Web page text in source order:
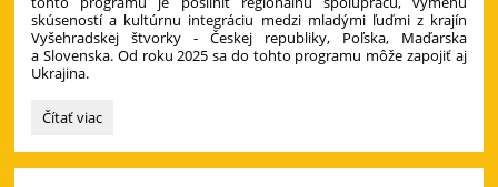
skúseností a kultúrnu integráciu medzi mladými ľuďmi z krajín
Vyšehradskej štvorky - Českej republiky, Poľska, Maďarska
a Slovenska. Od roku 2025 sa do tohto programu môže zapojiť aj
Ukrajina.
Visegrad
Čítať viac